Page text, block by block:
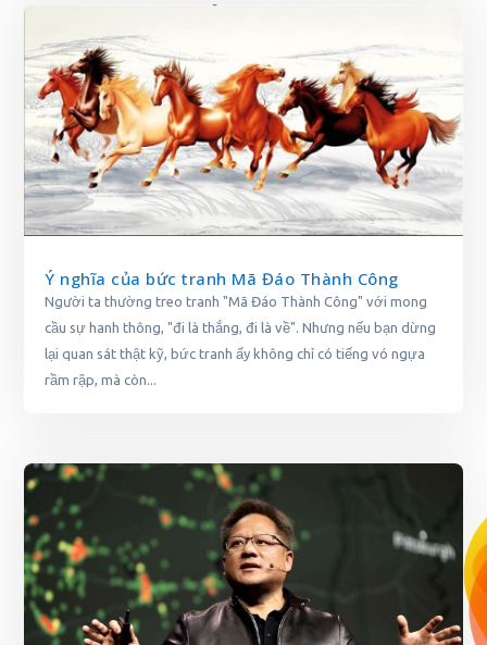
Ý nghĩa của bức tranh Mã Đáo Thành Công
Người ta thường treo tranh "Mã Đáo Thành Công" với mong
cầu sự hanh thông, "đi là thắng, đi là về". Nhưng nếu bạn dừng
lại quan sát thật kỹ, bức tranh ấy không chỉ có tiếng vó ngựa
rầm rập, mà còn...